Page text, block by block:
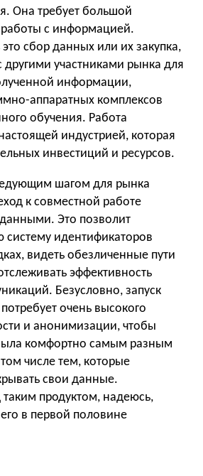
Она требует большой
с информацией.
сбор данных или их закупка,
другими участниками рынка для
информации,
аппаратных комплексов
обучения. Работа
индустрией, которая
инвестиций и ресурсов.
шагом для рынка
к совместной работе
Это позволит
систему идентификаторов
видеть обезличенные пути
эффективность
Безусловно, запуск
очень высокого
и анонимизации, чтобы
комфортно самым разным
числе тем, которые
свои данные.
продуктом, надеюсь,
в первой половине